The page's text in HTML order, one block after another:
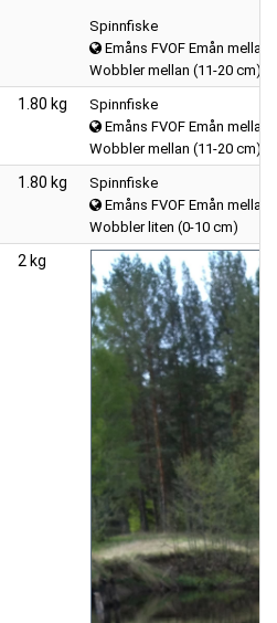
Spinnfiske
Emåns FVOF Emån
Wobbler mellan (11-20 cm)
1.80 kg
Spinnfiske
Emåns FVOF Emån
Wobbler mellan (11-20 cm)
1.80 kg
Spinnfiske
Emåns FVOF Emån
Wobbler liten (0-10 cm)
2 kg